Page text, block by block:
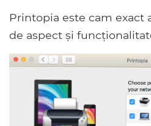
Printopia este cam exact
de aspect și